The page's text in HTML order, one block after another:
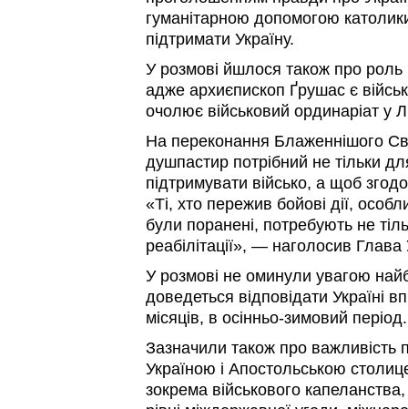
гуманітарною допомогою
підтримати Україну.
У розмові йшлося також про роль
адже архиєпископ Ґрушас є
очолює військовий ординаріат у
На переконання Блаженнішого
душпастир потрібний не тільки
підтримувати військо, а щоб
«Ті, хто пережив бойові дії,
були поранені, потребують не
реабілітації», — наголосив
У розмові не оминули увагою
доведеться відповідати Україні
місяців, в осінньо-зимовий період.
Зазначили також про важливість
Україною і Апостольською
зокрема військового